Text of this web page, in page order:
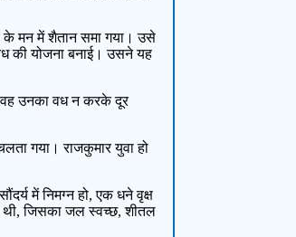
के मन में शैतान समा गया। उसे
की योजना बनाई। उसने यह
वह उनका वध न करके दूर
गया। राजकुमार युवा हो
में निमग्न हो, एक धने वृक्ष
जिसका जल स्वच्छ, शीतल